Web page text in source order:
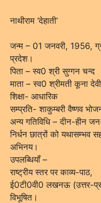
नाथीराम ‘देहाती’
जन्म – 01 जनवरी, 1956,
प्रदेश।
पिता – स्व0 श्री सुग्गन चन्द
माता – स्व0 श्रीमती कूना देवी
शिक्षा- आधारिक
सम्प्रति- शाकुम्बरी वैष्णव
अन्य गतिविधि – दीन-हीन
निर्धन छात्रों को यथासम्भव
अभिनय।
उपलब्धियाँ –
राष्ट्रीय स्तर पर काव्य-पाठ,
ई0टी0वी0 लखनऊ (उत्तर-
विभूषित।